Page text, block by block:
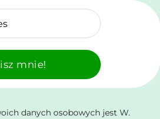
mnie!
danych osobowych jest W.